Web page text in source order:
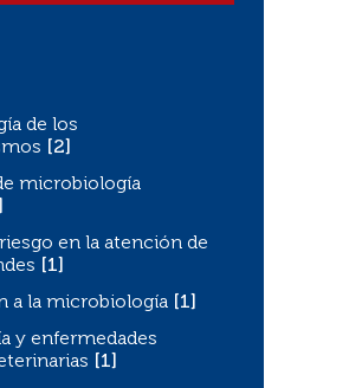
los microorganismos
de los
[2]
veterinaria
microbiología
en la atención de animales grandes
en la atención de
[1]
microbiología
a la microbiología
[1]
infecciosas veterinarias
y enfermedades
[1]